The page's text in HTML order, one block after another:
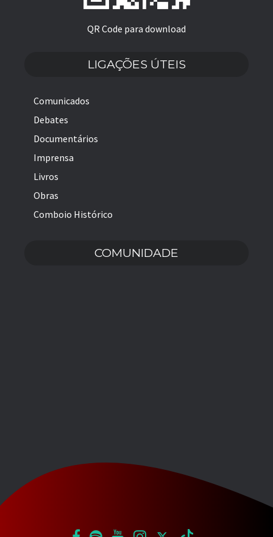
QR Code para download
LIGAÇÕES ÚTEIS
Comunicados
Debates
Documentários
Imprensa
Livros
Obras
Comboio Histórico
COMUNIDADE